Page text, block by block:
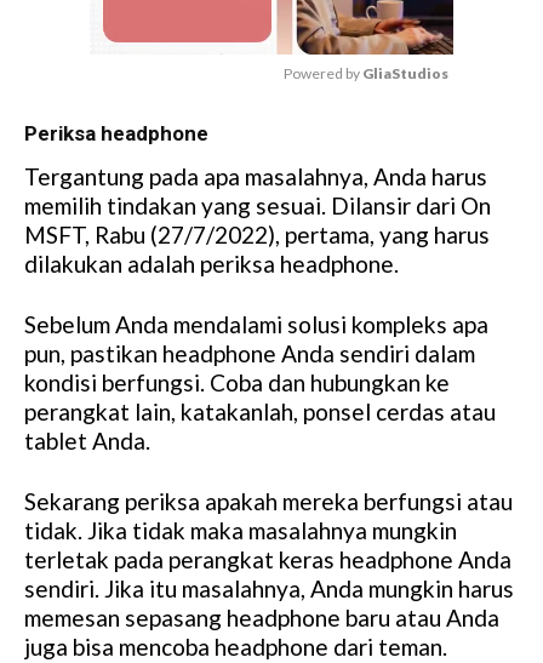
Powered by GliaStudios
Periksa headphone
Tergantung pada apa masalahnya, Anda harus
memilih tindakan yang sesuai. Dilansir dari On
MSFT, Rabu (27/7/2022), pertama, yang harus
dilakukan adalah periksa headphone.
Sebelum Anda mendalami solusi kompleks apa
pun, pastikan headphone Anda sendiri dalam
kondisi berfungsi. Coba dan hubungkan ke
perangkat lain, katakanlah, ponsel cerdas atau
tablet Anda.
Sekarang periksa apakah mereka berfungsi atau
tidak. Jika tidak maka masalahnya mungkin
terletak pada perangkat keras headphone Anda
sendiri. Jika itu masalahnya, Anda mungkin harus
memesan sepasang headphone baru atau Anda
juga bisa mencoba headphone dari teman.